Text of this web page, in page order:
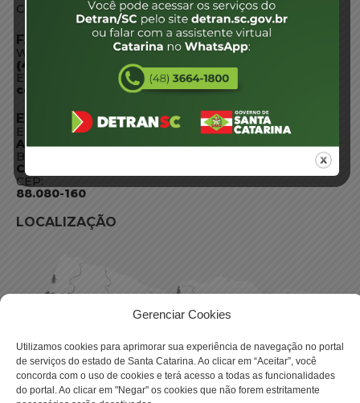
Gerenciar Cookies
Utilizamos cookies para aprimorar sua experiência de navegação no portal
de serviços do estado de Santa Catarina. Ao clicar em “Aceitar”, você
concorda com o uso de cookies e terá acesso a todas as funcionalidades
do portal. Ao clicar em "Negar" os cookies que não forem estritamente
Conheça SC
FALE CONOSCO
WhatsApp:
(48) 3664-1800
E-mail:
centraldeinformacoes@detran.sc.gov.br
ENDEREÇO
Endereço:
Av. Almirante Tamandaré - 480
Bairro:
Coqueiros, Florianópolis SC
CEP:
88.080-160
LOCALIZAÇÃO